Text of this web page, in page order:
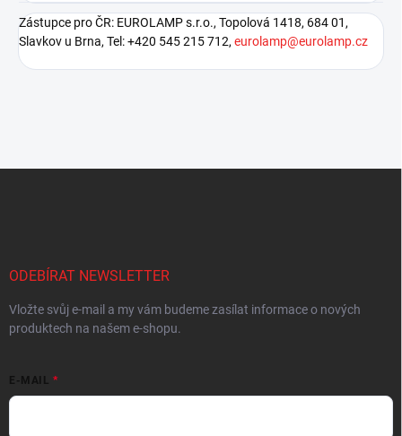
Zástupce pro ČR: EUROLAMP s.r.o., Topolová 1418, 684 01,
Slavkov u Brna, Tel: +420 545 215 712, eurolamp@eurolamp.cz
ODEBÍRAT NEWSLETTER
Vložte svůj e-mail a my vám budeme zasílat informace o nových
produktech na našem e-shopu.
E-MAIL